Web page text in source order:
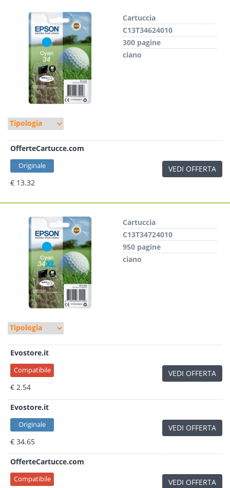
Cartuccia
C13T34624010
300 pagine
ciano
OfferteCartucce.com
Originale
€ 13.32
VEDI OFFERTA
Cartuccia
C13T34724010
950 pagine
ciano
Evostore.it
Compatibile
€ 2.54
VEDI OFFERTA
Evostore.it
Originale
€ 34.65
VEDI OFFERTA
OfferteCartucce.com
Compatibile VEDI OFFERTA